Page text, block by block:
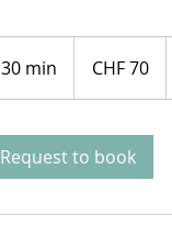
30 min
0
n
Franken
CHF 70
Request to book